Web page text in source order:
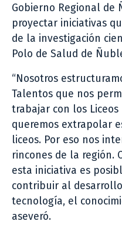
Gobierno Regional
proyectar iniciativas
de la investigación
Polo de Salud de
“Nosotros
Talentos que nos
trabajar con los
queremos extrapolar
liceos. Por eso nos
rincones de la región.
esta iniciativa es
contribuir al
tecnología, el
aseveró.